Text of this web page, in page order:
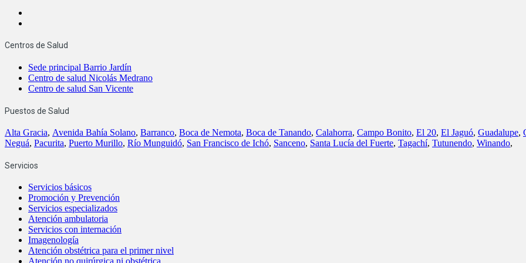
Centros de Salud
Sede principal Barrio Jardín
Centro de salud Nicolás Medrano
Centro de salud San Vicente
Puestos de Salud
Alta Gracia, Avenida Bahía Solano, Barranco, Boca de Nemota, Boca de Tanando, Calahorra, Campo Bonito, El 20, El Jaguó, Guadalupe,
Neguá, Pacurita, Puerto Murillo, Río Munguidó, San Francisco de Ichó, Sanceno, Santa Lucía del Fuerte, Tagachí, Tutunendo, Winando,
Servicios
Servicios básicos
Promoción y Prevención
Servicios especializados
Atención ambulatoria
Servicios con internación
Imagenología
Atención obstétrica para el primer nivel